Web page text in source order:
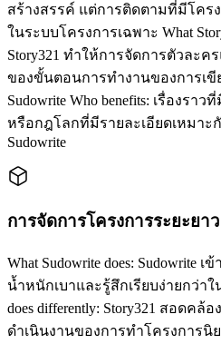
สร้างสรรค์ แต่การติดตามที่มีโค
ในระบบโครงการเฉพาะ What
Story321 ทำให้การจัดการตัวละ
ของขั้นตอนการทำงานของการเขี
Sudowrite Who benefits: เรื่องร
หรือกฎโลกที่มีรายละเอียดเหมาะ
Sudowrite
การจัดการโครงการระยะยาว
What Sudowrite does: Sudowrite
น้ำหนักเบาและรู้สึกเรียบง่ายกว่าใ
does differently: Story321 สอดคล้
ดำเนินงานของการทำโครงการนิ